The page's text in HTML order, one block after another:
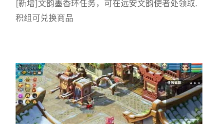
[新增]文韵墨香环任务，可在远安文韵使者处领取.
积组可兑换商品